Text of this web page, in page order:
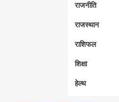
राजनीति
राजस्थान
राशिफल
शिक्षा
हेल्थ